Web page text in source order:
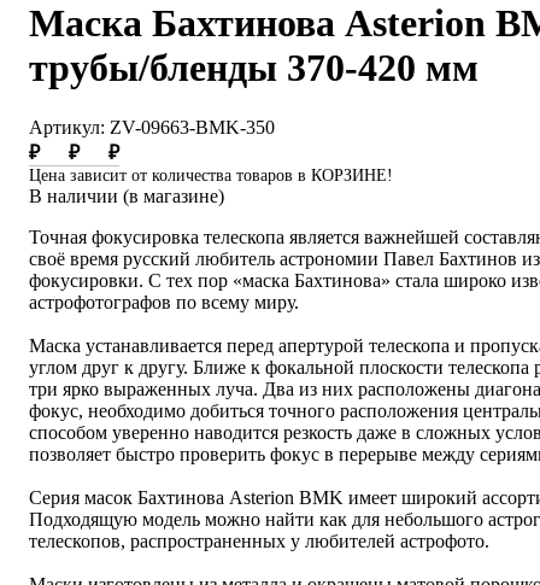
Маска Бахтинова Asterion
трубы/бленды 370-420 мм
Артикул: ZV-09663-BMK-350
₽
₽ ₽
Цена зависит от количества товаров в КОРЗИНЕ!
В наличии (в магазине)
Точная фокусировка телескопа является важнейшей
своё время русский любитель астрономии Павел Бахтинов
фокусировки. С тех пор «маска Бахтинова» стала широко
астрофотографов по всему миру.
Маска устанавливается перед апертурой телескопа и
углом друг к другу. Ближе к фокальной плоскости
три ярко выраженных луча. Два из них расположены
фокус, необходимо добиться точного расположения
способом уверенно наводится резкость даже в сложных
позволяет быстро проверить фокус в перерыве между
Серия масок Бахтинова Asterion BMK имеет широкий
Подходящую модель можно найти как для небольшого
телескопов, распространенных у любителей астрофото.